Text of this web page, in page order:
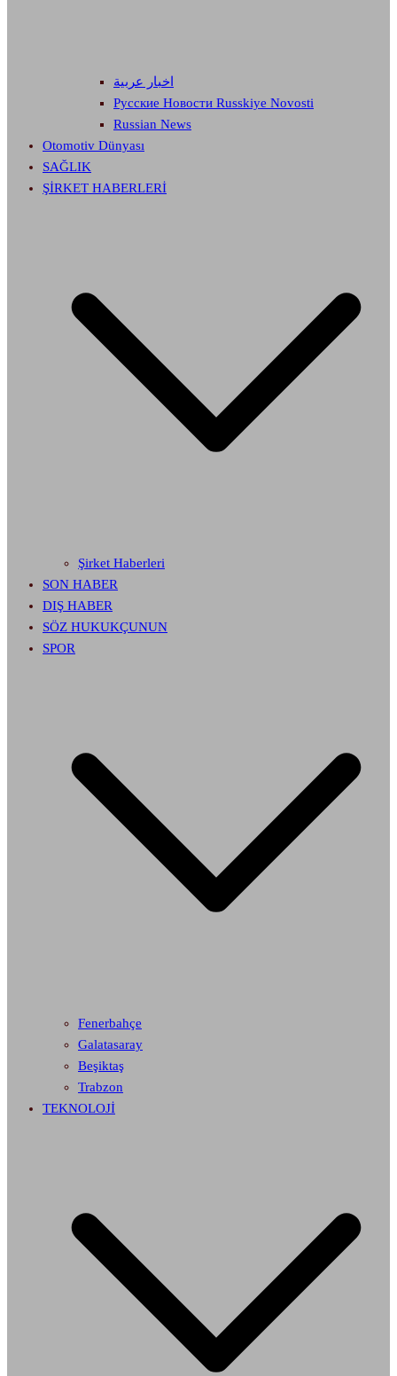
اخبار عربية
Русские Новости Russkiye Novosti
Russian News
Otomotiv Dünyası
SAĞLIK
ŞİRKET HABERLERİ
Şirket Haberleri
SON HABER
DIŞ HABER
SÖZ HUKUKÇUNUN
SPOR
Fenerbahçe
Galatasaray
Beşiktaş
Trabzon
TEKNOLOJİ